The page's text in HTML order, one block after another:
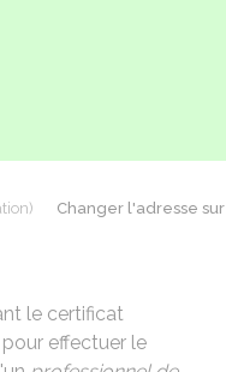
Changer l'adresse sur
le certificat
pour effectuer le